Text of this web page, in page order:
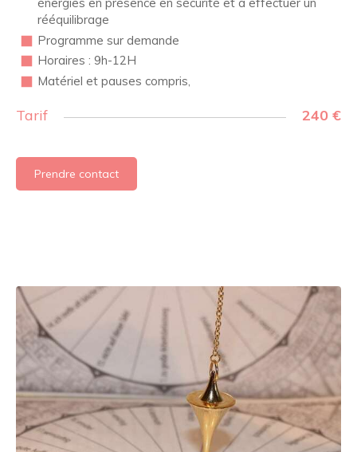
énergies en présence en sécurité et à effectuer un
rééquilibrage
Programme sur demande
Horaires : 9h-12H
Matériel et pauses compris,
240 €
Tarif
Prendre contact